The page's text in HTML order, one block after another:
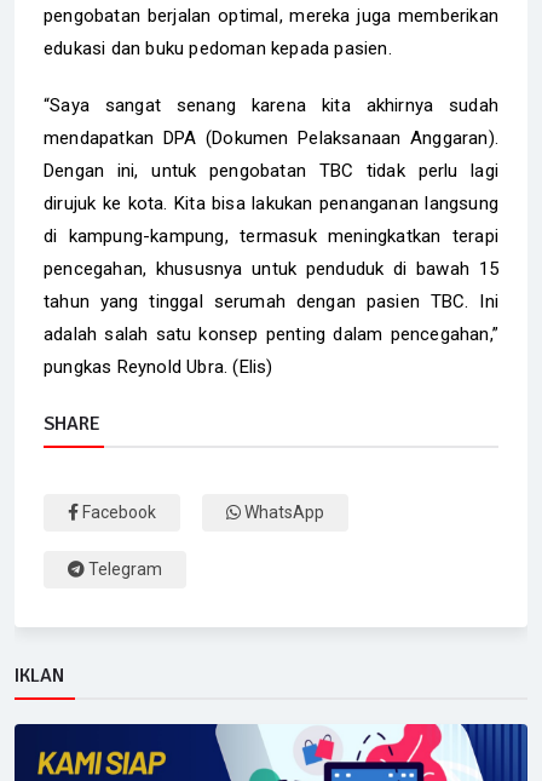
pengobatan berjalan optimal, mereka juga memberikan
edukasi dan buku pedoman kepada pasien.
“Saya sangat senang karena kita akhirnya sudah
mendapatkan DPA (Dokumen Pelaksanaan Anggaran).
Dengan ini, untuk pengobatan TBC tidak perlu lagi
dirujuk ke kota. Kita bisa lakukan penanganan langsung
di kampung-kampung, termasuk meningkatkan terapi
pencegahan, khususnya untuk penduduk di bawah 15
tahun yang tinggal serumah dengan pasien TBC. Ini
adalah salah satu konsep penting dalam pencegahan,”
pungkas Reynold Ubra. (Elis)
SHARE
Facebook WhatsApp
Telegram
IKLAN